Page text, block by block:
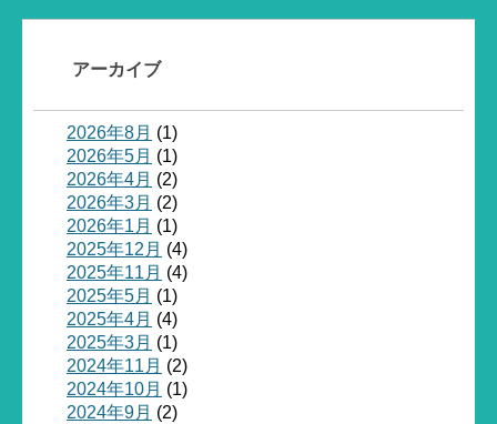
アーカイブ
2026年8月 (1)
2026年5月 (1)
2026年4月 (2)
2026年3月 (2)
2026年1月 (1)
2025年12月 (4)
2025年11月 (4)
2025年5月 (1)
2025年4月 (4)
2025年3月 (1)
2024年11月 (2)
2024年10月 (1)
2024年9月 (2)